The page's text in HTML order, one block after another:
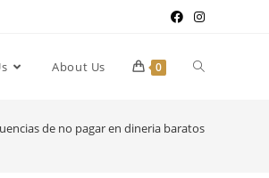
About Us 0
de no pagar en dineria baratos